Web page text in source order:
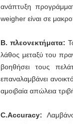
ανάπτυξη
weigher είναι σε
Β. πλεονεκτήματα:
λάθος μεταξύ του
βοηθήσει τους
επαναλαμβάνει
αμοιβαία απώλεια
C.Accuracy: